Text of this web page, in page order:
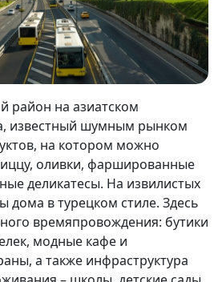
район на азиатском
известный шумным рынком
на котором можно
оливки, фаршированные
деликатесы. На извилистых
дома в турецком стиле. Здесь
времяпровождения: бутики
модные кафе и
а также инфраструктура